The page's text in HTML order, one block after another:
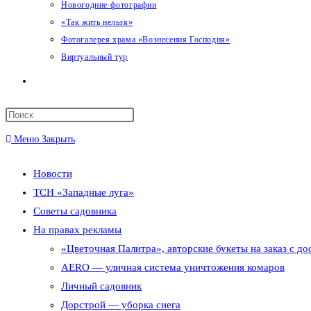
Новогодние фотографии
«Так жить нельзя»
Фотогалерея храма «Вознесения Господня»
Виртуальный тур
поиск
по
веб-
сайту
Меню Закрыть
Новости
ТСН «Западные луга»
Советы садовника
На правах рекламы
«Цветочная Палитра», авторские букеты на заказ с
AERO — уличная система уничтожения комаров
Личный садовник
Дорстрой — уборка снега